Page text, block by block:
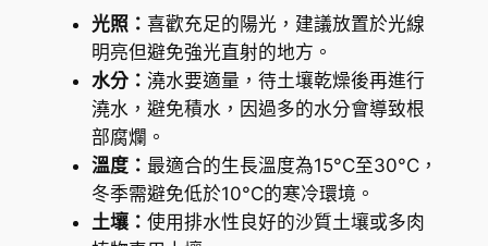
光照： 喜歡充足的陽光，建議放置於光線
明亮但避免強光直射的地方。
水分： 澆水要適量，待土壤乾燥後再進行
澆水，避免積水，因過多的水分會導致根
部腐爛。
溫度： 最適合的生長溫度為15°C至30°C，
冬季需避免低於10°C的寒冷環境。
土壤： 使用排水性良好的沙質土壤或多肉